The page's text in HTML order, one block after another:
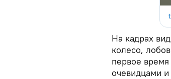
На кадрах
колесо,
первое время
очевидцами